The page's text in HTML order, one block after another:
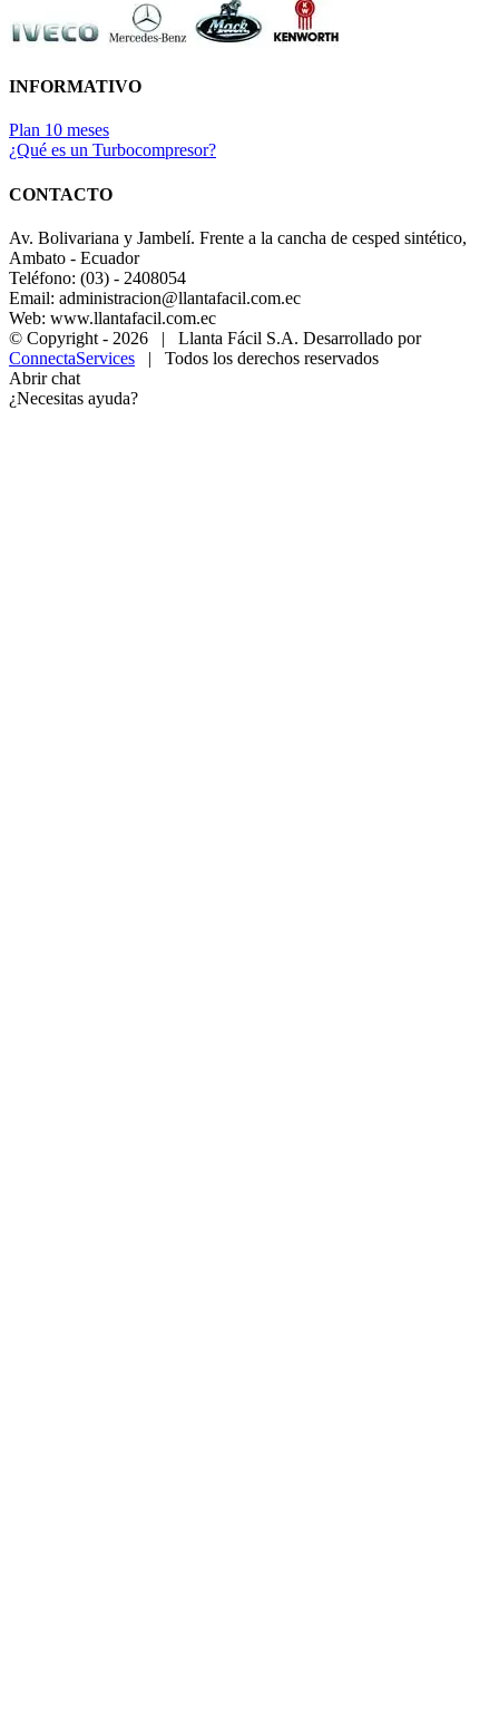
INFORMATIVO
Plan 10 meses
¿Qué es un Turbocompresor?
CONTACTO
Av. Bolivariana y Jambelí. Frente a la cancha de cesped sintético,
Ambato - Ecuador
Teléfono: (03) - 2408054
Email: administracion@llantafacil.com.ec
Web: www.llantafacil.com.ec
© Copyright - 2026 | Llanta Fácil S.A. Desarrollado por
ConnectaServices | Todos los derechos reservados
Abrir chat
¿Necesitas ayuda?